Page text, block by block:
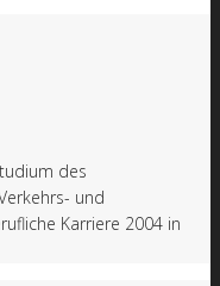
des
und
Karriere 2004 in